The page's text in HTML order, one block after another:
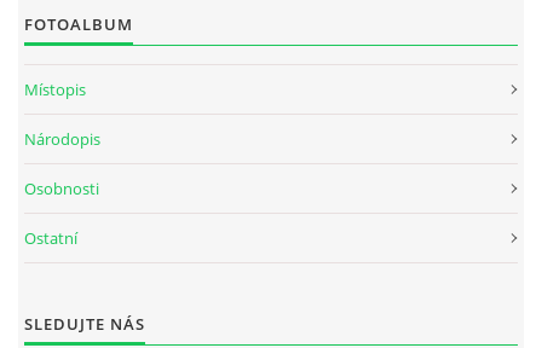
FOTOALBUM
Místopis
Národopis
Osobnosti
Ostatní
SLEDUJTE NÁS